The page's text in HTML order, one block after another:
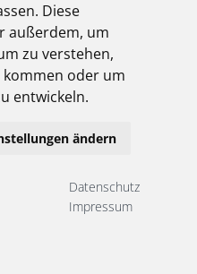
Diese
außerdem, um
zu verstehen,
oder um
entwickeln.
ändern
Datenschutz
Impressum